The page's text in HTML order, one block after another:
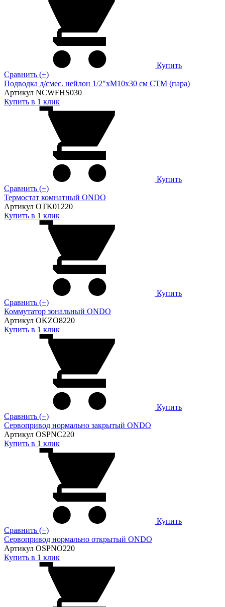
Купить
Сравнить (+)
Подводка д/смес. нейлон 1/2"xM10x30 см CTM (пара)
Артикул NCWFHS030
Купить в 1 клик
Купить
Сравнить (+)
Термостат комнатный ONDO
Артикул OTK01220
Купить в 1 клик
Купить
Сравнить (+)
Коммутатор зональный ONDO
Артикул OKZO8220
Купить в 1 клик
Купить
Сравнить (+)
Сервопривод нормально закрытый ONDO
Артикул OSPNC220
Купить в 1 клик
Купить
Сравнить (+)
Сервопривод нормально открытый ONDO
Артикул OSPNO220
Купить в 1 клик